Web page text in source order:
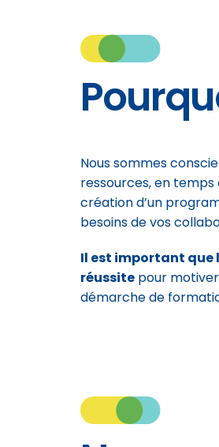
Nous sommes
ressources, en
création d’un
besoins de vos
Il est important
réussite pour
démarche de